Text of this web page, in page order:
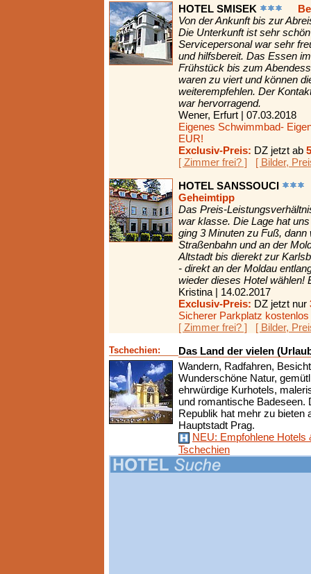
HOTEL SMISEK
Von der Ankunft bis zur
Die Unterkunft ist sehr
Servicepersonal war sehr
und hilfsbereit. Das Essen
Frühstück bis zum
waren zu viert und können
weiterempfehlen. Der
war hervorragend.
Wener, Erfurt | 07.03.2018
Eigenes Schwimmbad-
EUR!
Exclusiv-Preis: DZ jetzt ab
[ Zimmer frei? ]
[ Bilder,
HOTEL SANSSOUCI
Geheimtipp
Das Preis-
war klasse. Die Lage hat
ging 3 Minuten zu Fuß, dann
Straßenbahn und an der
Altstadt bis dierekt zur
- direkt an der Moldau
wieder dieses Hotel wählen!
Kristina | 14.02.2017
Exclusiv-Preis: DZ jetzt nur
Sicherer Parkplatz
[ Zimmer frei? ]
[ Bilder,
Tschechien:
Das Land der vielen
Wandern, Radfahren,
Wunderschöne Natur,
ehrwürdige Kurhotels,
und romantische Badeseen.
Republik hat mehr zu bieten
Hauptstadt Prag.
NEU: Empfohlene Hotels
Tschechien